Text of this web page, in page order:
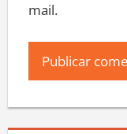
mail.